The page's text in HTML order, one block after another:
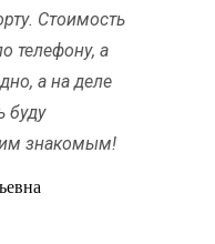
Стоимость
телефону, а
а на деле
буду
знакомым!